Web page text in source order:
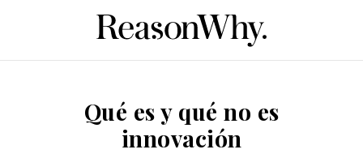
Qué es y qué no es
innovación